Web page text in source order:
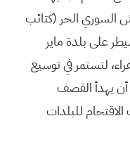
الحر (كتائب
كما سيطر على بلدة ماير
لتستمر في توسيع
أن يهدأ القصف
للبلدات